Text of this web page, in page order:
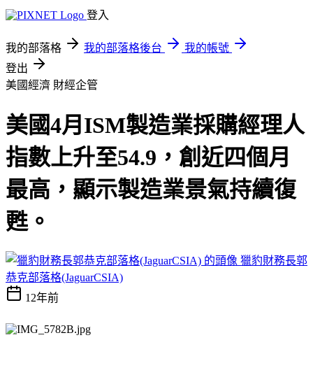
登入
我的部落格 我的部落格後台
我的帳號
登出
美國經濟 財經企管
美國4月ISM製造業採購經理人
指數上升至54.9，創近四個月
最高，顯示製造業景氣持續復
甦。
獵豹財務長郭
恭克部落格(JaguarCSIA)
12年前